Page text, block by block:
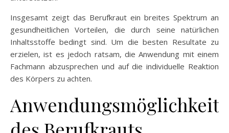
Insgesamt zeigt das Berufkraut ein breites Spektrum an
gesundheitlichen Vorteilen, die durch seine natürlichen
Inhaltsstoffe bedingt sind. Um die besten Resultate zu
erzielen, ist es jedoch ratsam, die Anwendung mit einem
Fachmann abzusprechen und auf die individuelle Reaktion
des Körpers zu achten.